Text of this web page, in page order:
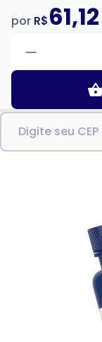
por R$61,12
Digite seu CEP